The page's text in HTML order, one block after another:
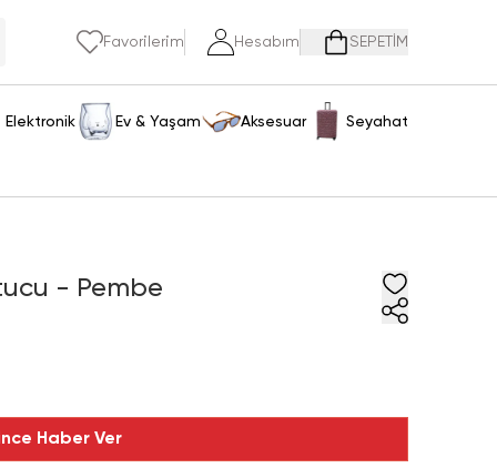
Favorilerim Hesabım SEPETİM
Elektronik Ev & Yaşam Aksesuar Seyahat
- Pembe
Haber Ver